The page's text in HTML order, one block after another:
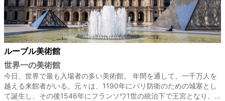
ルーブル美術館
世界一の美術館
今日、世界で最も入場者の多い美術館。 年間を通して、一千万人を
越える来館者がいる。元々は、1190年にパリ防衛のための城塞とし
て誕生し、その後1546年にフランソワ1世の統治下で王宮となり、…